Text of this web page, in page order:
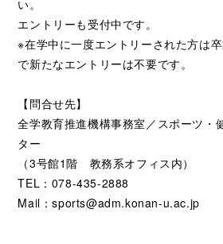
い。
エントリーも受付中です。
※在学中に一度エントリーされた方は
で新たなエントリーは不要です。
【問合せ先】
全学教育推進機構事務室／スポーツ・
ター
（3号館1階 教務系オフィス内）
TEL：078-435-2888
Mail：sports@adm.konan-u.ac.jp